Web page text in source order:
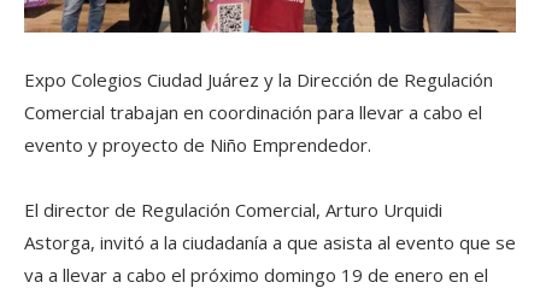
Expo Colegios Ciudad Juárez y la Dirección de Regulación
Comercial trabajan en coordinación para llevar a cabo el
evento y proyecto de Niño Emprendedor.
El director de Regulación Comercial, Arturo Urquidi
Astorga, invitó a la ciudadanía a que asista al evento que se
va a llevar a cabo el próximo domingo 19 de enero en el